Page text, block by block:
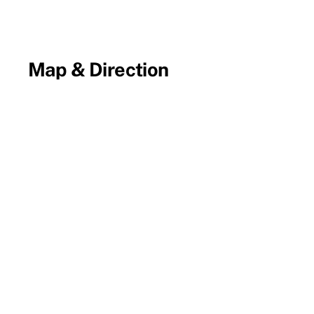
Map & Direction